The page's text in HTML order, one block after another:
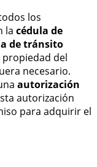
los
la cédula de
de tránsito
del
necesario.
autorización
autorización
para adquirir el